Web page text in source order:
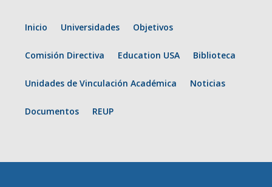
Inicio Universidades Objetivos
Comisión Directiva Education USA Biblioteca
Unidades de Vinculación Académica Noticias
Documentos REUP